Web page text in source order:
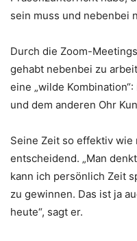
sein muss und nebenbei
Durch die Zoom-
gehabt nebenbei zu
eine „wilde
und dem anderen Ohr
Seine Zeit so effektiv
entscheidend. „Man
kann ich persönlich Zeit
zu gewinnen. Das ist ja
heute“, sagt er.